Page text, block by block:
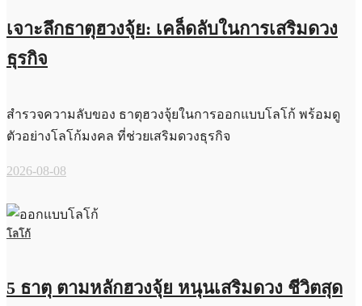
เจาะลึกธาตุฮวงจุ้ย: เคล็ดลับในการเสริมดวง
ธุรกิจ
สำรวจความลับของ ธาตุฮวงจุ้ยในการออกแบบโลโก้ พร้อมดู
ตัวอย่างโลโก้มงคล ที่ช่วยเสริมดวงธุรกิจ
2026-08-08
โลโก้
5 ธาตุ ตามหลักฮวงจุ้ย หนุนเสริมดวง ชีวิตสุด